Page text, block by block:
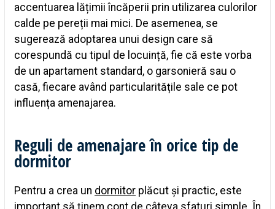
accentuarea lățimii încăperii prin utilizarea culorilor
calde pe pereții mai mici. De asemenea, se
sugerează adoptarea unui design care să
corespundă cu tipul de locuință, fie că este vorba
de un apartament standard, o garsonieră sau o
casă, fiecare având particularitățile sale ce pot
influența amenajarea.
Reguli de amenajare în orice tip de
dormitor
Pentru a crea un dormitor plăcut și practic, este